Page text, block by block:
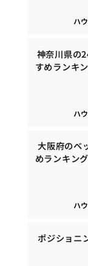
ハ
神奈川県の
すめランキ
ハ
大阪府のベ
めランキン
ハ
ポジショニ